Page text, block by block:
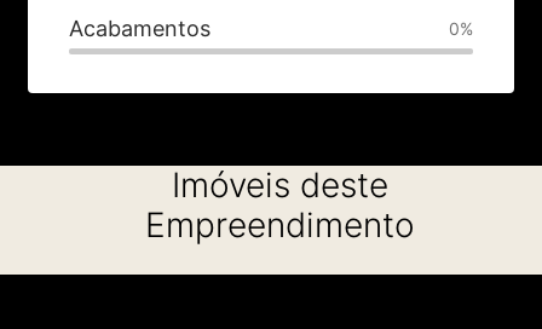
Acabamentos 0%
Imóveis deste
Empreendimento